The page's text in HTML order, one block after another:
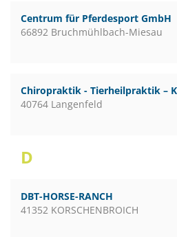
Centrum für Pferdesport GmbH
66892 Bruchmühlbach-Miesau
Chiropraktik - Tierheilpraktik –
40764 Langenfeld
D
DBT-HORSE-RANCH
41352 KORSCHENBROICH